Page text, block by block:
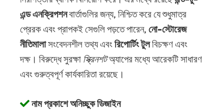
এন্ড এনক্রিপশনবার্তাগুলির জন্য, নিশ্চিত করে যে শুধুমাত্র
প্রেরক এবং প্রাপকই সেগুলি পড়তে পারেন,নো-স্টোরেজ
নীতিমালাসংবেদনশীল তথ্য এবংরিপোর্টিং টুলবিচক্ষণ এবং
দক্ষ। বিরুদ্ধে সুরক্ষা স্ক্রিনশটঅ্যাপের মধ্যে আরেকটি সাধারণ
এবং গুরুত্বপূর্ণ কার্যকারিতা রয়েছে।
নাম প্রকাশে অনিচ্ছুক ডিজাইন